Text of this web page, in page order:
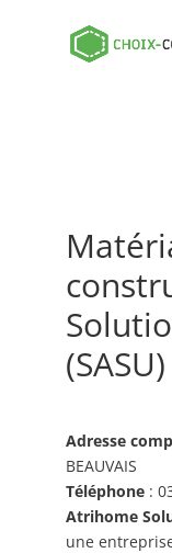
Adresse
BEAUVAIS
Téléphone:
Atrihome
une